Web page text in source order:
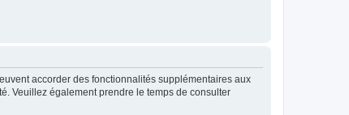
accorder des fonctionnalités supplémentaires aux
Veuillez également prendre le temps de consulter